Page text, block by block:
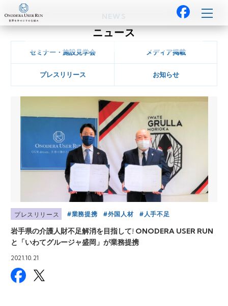
ニュース
セミナー・施設見学会 メディア掲載
プレスリリース お知らせ
プレスリリース 業務提携 外国人材 人手不足
岩手県の介護人財不足解消を目指して! ONODERA USER RUN
と「いわてグルージャ盛岡」が業務提携
2021.10.21